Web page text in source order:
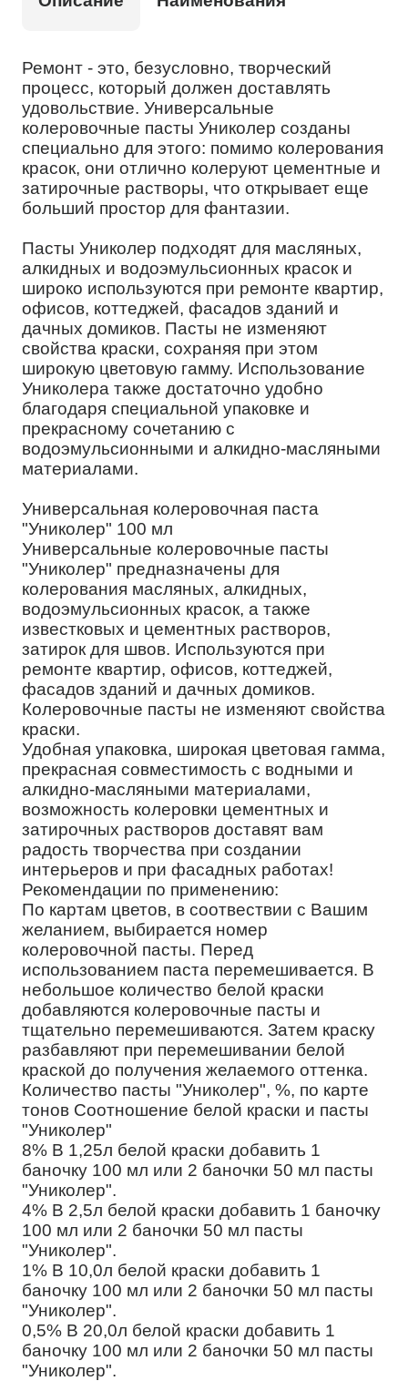
Ремонт - это, безусловно, творческий
процесс, который должен доставлять
удовольствие. Универсальные
колеровочные пасты Униколер созданы
специально для этого: помимо колерования
красок, они отлично колеруют цементные и
затирочные растворы, что открывает еще
больший простор для фантазии.
Пасты Униколер подходят для масляных,
алкидных и водоэмульсионных красок и
широко используются при ремонте квартир,
офисов, коттеджей, фасадов зданий и
дачных домиков. Пасты не изменяют
свойства краски, сохраняя при этом
широкую цветовую гамму. Использование
Униколера также достаточно удобно
благодаря специальной упаковке и
прекрасному сочетанию с
водоэмульсионными и алкидно-масляными
материалами.
Универсальная колеровочная паста
"Униколер" 100 мл
Универсальные колеровочные пасты
"Униколер" предназначены для
колерования масляных, алкидных,
водоэмульсионных красок, а также
известковых и цементных растворов,
затирок для швов. Используются при
ремонте квартир, офисов, коттеджей,
фасадов зданий и дачных домиков.
Колеровочные пасты не изменяют свойства
краски.
Удобная упаковка, широкая цветовая гамма,
прекрасная совместимость с водными и
алкидно-масляными материалами,
возможность колеровки цементных и
затирочных растворов доставят вам
радость творчества при создании
интерьеров и при фасадных работах!
Рекомендации по применению:
По картам цветов, в соотвествии с Вашим
желанием, выбирается номер
колеровочной пасты. Перед
использованием паста перемешивается. В
небольшое количество белой краски
добавляются колеровочные пасты и
тщательно перемешиваются. Затем краску
разбавляют при перемешивании белой
краской до получения желаемого оттенка.
Количество пасты "Униколер", %, по карте
тонов Соотношение белой краски и пасты
"Униколер"
8% В 1,25л белой краски добавить 1
баночку 100 мл или 2 баночки 50 мл пасты
"Униколер".
4% В 2,5л белой краски добавить 1 баночку
100 мл или 2 баночки 50 мл пасты
"Униколер".
1% В 10,0л белой краски добавить 1
баночку 100 мл или 2 баночки 50 мл пасты
"Униколер".
0,5% В 20,0л белой краски добавить 1
баночку 100 мл или 2 баночки 50 мл пасты
"Униколер".